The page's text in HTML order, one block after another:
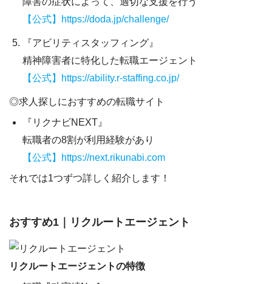
【公式】https://doda.jp/challenge/
『アビリティスタッフィング』
精神障害者に特化した転職エージェント
【公式】https://ability.r-staffing.co.jp/
◎求人探しにおすすめの転職サイト
『リクナビNEXT』
転職者の8割が利用経験があり
【公式】https://next.rikunabi.com
それでは1つずつ詳しく紹介します！
おすすめ1｜リクルートエージェント
リクルートエージェントの特徴